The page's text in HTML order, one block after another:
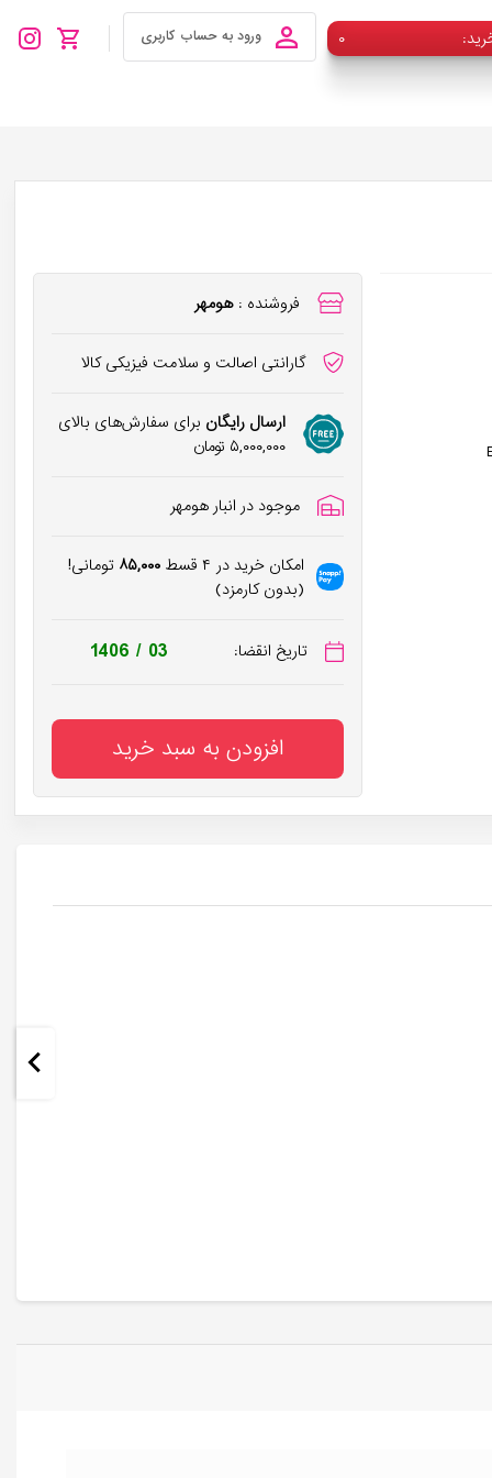
۰ ورود به حساب کاربری
فروشنده : هومهر
گارانتی اصالت و سلامت فیزیکی کالا
ارسال رایگان برای سفارش‌های بالای
۵,۰۰۰,۰۰۰ تومان
موجود در انبار هومهر
امکان خرید در ۴ قسط ۸۵,۰۰۰ تومانی!
(بدون کارمزد)
تاریخ انقضا: 1406 / 03
افزودن به سبد خرید